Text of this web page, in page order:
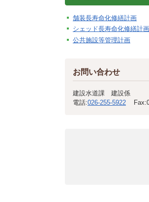
舗装長寿命化修繕計画
シェッド長寿命化修繕計画
公共施設等管理計画
お問い合わせ
建設水道課 建設係
電話:026-255-5922 Fax: